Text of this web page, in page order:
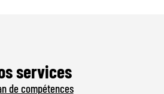
services
de compétences